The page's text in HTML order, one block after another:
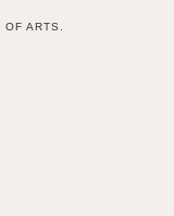
OF ARTS.